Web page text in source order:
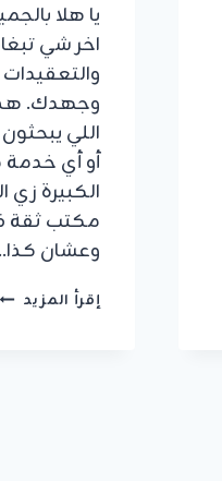
يا هلا
اخر شي
وجهدك.
اللي
أو أي
الكبيرة زي
مكتب ثقة
وعشان
إقرأ المزيد